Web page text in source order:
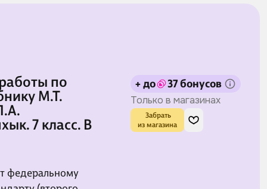
по
М.Т.
7 класс. В
+ до 37 бонусов
Только в магазинах
Забрать
из магазина
федеральному